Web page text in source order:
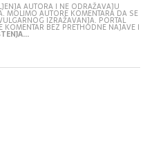
AUTORA I NE ODRAŽAVAJU
MOLIMO AUTORE KOMENTARA DA SE
IZRAŽAVANJA. PORTAL
BEZ PRETHODNE NAJAVE I